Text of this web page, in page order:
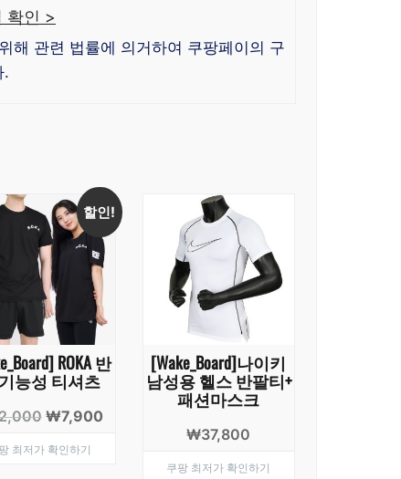
확인 >
해 관련 법률에 의거하여 쿠팡페이의 구
.
할인!
ROKA 반
능성 티셔츠
원
가
₩7,900현
최저가 확인하기
[Wake_Board]나이키
남성용 헬스 반팔티+
패션마스크
₩37,800
쿠팡 최저가 확인하기